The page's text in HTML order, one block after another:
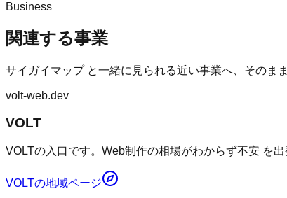
Business
関連する事業
サイガイマップと一緒に見られる近い事業へ、そのま
volt-web.dev
VOLT
VOLTの入口です。Web制作の相場がわからず不安 を
VOLTの地域ページ